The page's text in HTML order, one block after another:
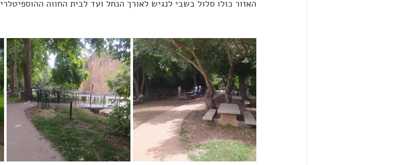
האזור כולו סלול בשבי לנגיש לאורך הנחל ועד לבית החווה ההוספיטלרי